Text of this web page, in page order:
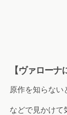
【ヴァローナ
原作を知らない
などで見かけて